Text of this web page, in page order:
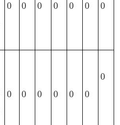
0 0 0 0 0 0 0
0 0 0 0 0 0
0